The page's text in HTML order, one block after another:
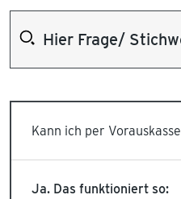
Kann ich per
Ja. Das funktioniert so: